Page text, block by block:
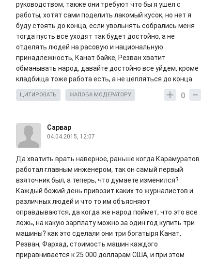
руководством, также они требуют что бы я ушел с
работы, хотят сами поделить лакомый кусок, но нет я
буду стоять до конца, если увольнять собрались меня
тогда пусть все уходят так будет достойно, а не
отделять людей на расовую и национальную
принадлежность, Канат байке, Резван хватит
обманывать народ, давайте достойно все уйдем, кроме
кладбища тоже работа есть, а не цепляться до конца.
0
ЦИТИРОВАТЬ ЖАЛОБА МОДЕРАТОРУ
Сарвар
04.04.2015, 12:07
Да хватить врать наверное, раньше когда Карамуратов
работал главным инженером, так он самый первый
взяточник был, а теперь, что думаете изменился?
Каждый божий день привозит каких то журналистов и
различных людей и что то им объясняют
оправдываются, да когда же народ поймет, что это все
ложь, на какую зарплату можно за один год купить три
машины? как это сделали они три богатыря Канат,
Резван, Фархад, стоимость машин каждого
приравнивается к 25 000 долларам США, и при этом